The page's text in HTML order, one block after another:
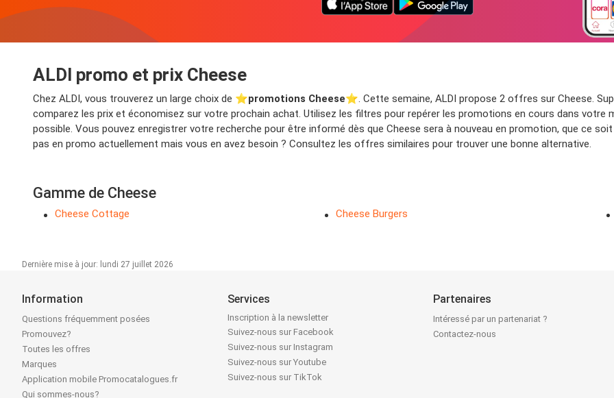
ALDI promo et prix Cheese
Chez ALDI, vous trouverez un large choix de ⭐️promotions Cheese⭐️. Cette semaine, ALDI propose 2 offres sur Cheese.
comparez les prix et économisez sur votre prochain achat. Utilisez les filtres pour repérer les promotions en cours dans votre
possible. Vous pouvez enregistrer votre recherche pour être informé dès que Cheese sera à nouveau en promotion, que ce
pas en promo actuellement mais vous en avez besoin ? Consultez les offres similaires pour trouver une bonne alternative.
Gamme de Cheese
Cheese Cottage Cheese Burgers
Dernière mise à jour: lundi 27 juillet 2026
Information
Questions fréquemment posées
Promouvez?
Toutes les offres
Marques
Application mobile Promocatalogues.fr
Qui sommes-nous?
Services
Inscription à la newsletter
Suivez-nous sur Facebook
Suivez-nous sur Instagram
Suivez-nous sur Youtube
Suivez-nous sur TikTok
Partenaires
Intéressé par un partenariat ?
Contactez-nous